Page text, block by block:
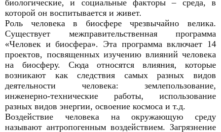
биологические, и социальные факторы – среда, в
которой он воспитывается и живет.
Роль человека в биосфере чрезвычайно велика.
Существует межправительственная программа
«Человек и биосфера». Эта программа включает 14
проектов, посвященных изучению влияний человека
на биосферу. Сюда относятся влияния, которые
возникают как следствия самых разных видов
деятельности человека: землепользование,
инженерно-технические работы, использование
разных видов энергии, освоение космоса и т.д.
Воздействие человека на окружающую среду
называют антропогенным воздействием. Загрязнение